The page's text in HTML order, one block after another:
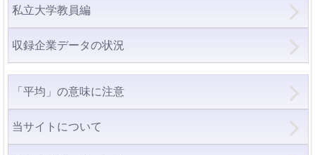
私立大学教員編
収録企業データの状況
「平均」の意味に注意
当サイトについて